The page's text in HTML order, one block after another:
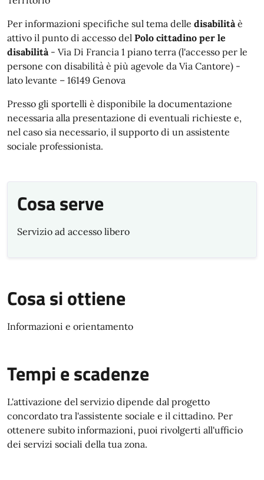
Per informazioni specifiche sul tema delle disabilitàè
attivo il punto di accesso del Polo cittadino per le
disabilità- Via Di Francia 1 piano terra (l'accesso per le
persone con disabilità è più agevole da Via Cantore) -
lato levante – 16149 Genova
Presso gli sportelli è disponibile la documentazione
necessaria alla presentazione di eventuali richieste e,
nel caso sia necessario, il supporto di un assistente
sociale professionista.
Cosa serve
Servizio ad accesso libero
Cosa si ottiene
Informazioni e orientamento
Tempi e scadenze
L'attivazione del servizio dipende dal progetto
concordato tra l'assistente sociale e il cittadino. Per
ottenere subito informazioni, puoi rivolgerti all'ufficio
dei servizi sociali della tua zona.